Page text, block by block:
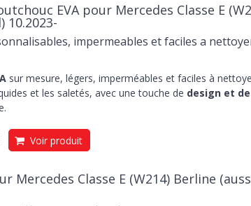
EVA pour Mercedes Classe E
10.2023-
impermeables et faciles a
sur mesure, légers, imperméables et faciles à
et les saletés, avec une touche de design et
Voir produit
Mercedes Classe E (W214) Berline